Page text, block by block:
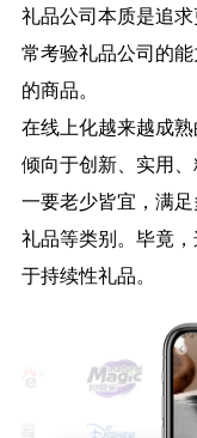
礼品公司本质是追
常考验礼品公司的
的商品。
在线上化越来越成
倾向于创新、实用、
一要老少皆宜，满
礼品等类别。毕竟
于持续性礼品。